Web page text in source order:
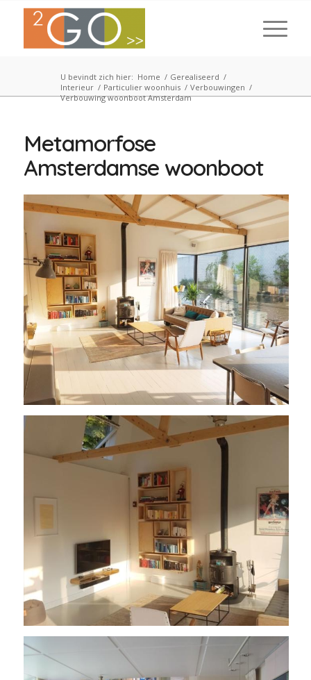
U bevindt zich hier: Home / Gerealiseerd /
Interieur / Particulier woonhuis / Verbouwingen /
Verbouwing woonboot Amsterdam
Metamorfose
Amsterdamse woonboot